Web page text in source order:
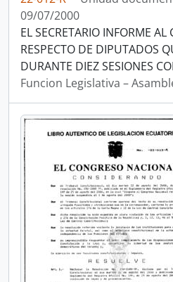
09/07/2000
EL SECRETARIO INFORME AL
RESPECTO DE DIPUTADOS
DURANTE DIEZ SESIONES
Funcion Legislativa –